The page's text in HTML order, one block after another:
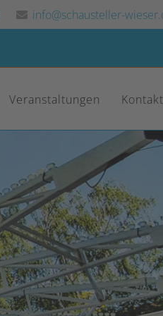
info@schausteller-
Veranstaltungen Kontakt